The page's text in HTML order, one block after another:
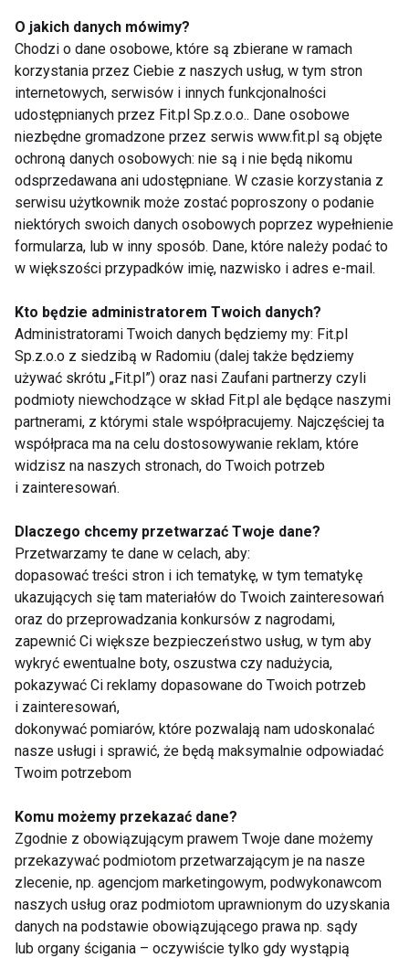
Aneta
Maria i
Paweł
7.
Magdalena
i Robert
8.
Przemek i
Ewa
9.
Marcin i
Edyta
38,33 1 1 2 pkt.
miejsce
3.
walc,samba
10. Kaja i Piotr
(KBK)
TANIEC Z GWIAZDAMI EDYTA HERBUŚ
MARCIN MROCZEK FIT LIGHT
Taniec z gwiazdami
Nowy "Taniec z
Gwiazdami" od 7
marca w Polsacie
powróci?
Maciej Jachowski o
zdrowiu, gotowaniu i
tańcu
Wiosną "Got to
Dance" z nową
prowadzącą!
O jakich danych mówimy?
Chodzi o dane osobowe, które są zbierane w ramach
korzystania przez Ciebie z naszych usług, w tym stron
internetowych, serwisów i innych funkcjonalności
udostępnianych przez Fit.pl Sp.z.o.o.. Dane osobowe
niezbędne gromadzone przez serwis www.fit.pl są objęte
ochroną danych osobowych: nie są i nie będą nikomu
odsprzedawana ani udostępniane. W czasie korzystania z
serwisu użytkownik może zostać poproszony o podanie
niektórych swoich danych osobowych poprzez wypełnienie
formularza, lub w inny sposób. Dane, które należy podać to
w większości przypadków imię, nazwisko i adres e-mail.
Kto będzie administratorem Twoich danych?
Administratorami Twoich danych będziemy my: Fit.pl
Sp.z.o.o z siedzibą w Radomiu (dalej także będziemy
używać skrótu „Fit.pl”) oraz nasi Zaufani partnerzy czyli
podmioty niewchodzące w skład Fit.pl ale będące naszymi
partnerami, z którymi stale współpracujemy. Najczęściej ta
współpraca ma na celu dostosowywanie reklam, które
widzisz na naszych stronach, do Twoich potrzeb
i zainteresowań.
Dlaczego chcemy przetwarzać Twoje dane?
Przetwarzamy te dane w celach, aby:
dopasować treści stron i ich tematykę, w tym tematykę
ukazujących się tam materiałów do Twoich zainteresowań
oraz do przeprowadzania konkursów z nagrodami,
zapewnić Ci większe bezpieczeństwo usług, w tym aby
wykryć ewentualne boty, oszustwa czy nadużycia,
pokazywać Ci reklamy dopasowane do Twoich potrzeb
i zainteresowań,
dokonywać pomiarów, które pozwalają nam udoskonalać
nasze usługi i sprawić, że będą maksymalnie odpowiadać
Twoim potrzebom
Komu możemy przekazać dane?
Zgodnie z obowiązującym prawem Twoje dane możemy
przekazywać podmiotom przetwarzającym je na nasze
zlecenie, np. agencjom marketingowym, podwykonawcom
naszych usług oraz podmiotom uprawnionym do uzyskania
danych na podstawie obowiązującego prawa np. sądy
lub organy ścigania – oczywiście tylko gdy wystąpią